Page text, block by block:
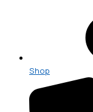
Shop